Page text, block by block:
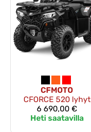
CFMOTO
CFORCE 520 lyhyt
6 690,00 €
Heti saatavilla